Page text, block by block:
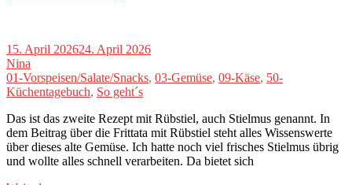
15. April 202624. April 2026
Nina
01-Vorspeisen/Salate/Snacks, 03-Gemüse, 09-Käse, 50-
Küchentagebuch, So geht´s
Das ist das zweite Rezept mit Rübstiel, auch Stielmus genannt. In
dem Beitrag über die Frittata mit Rübstiel steht alles Wissenswerte
über dieses alte Gemüse. Ich hatte noch viel frisches Stielmus übrig
und wollte alles schnell verarbeiten. Da bietet sich